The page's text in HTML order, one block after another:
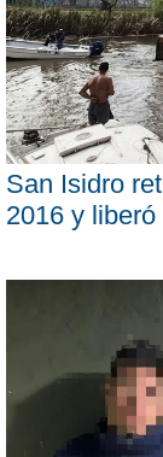
San Isidro
2016 y